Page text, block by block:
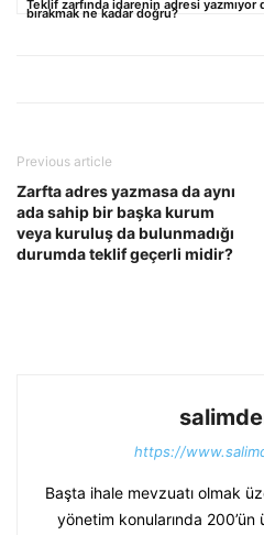
Teklif zarfında idarenin adresi
bırakmak ne kadar doğru?
Previous article
Zarfta adres yazmasa da aynı
ada sahip bir başka kurum
veya kuruluş da bulunmadığı
durumda teklif geçerli midir?
https://
Başta ihale mevzuatı olmak
yönetim konularında